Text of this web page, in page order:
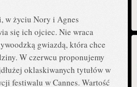
w życiu Nory i Agnes
się ich ojciec. Nie wraca
gwiazdą, która chce
W czerwcu proponujemy
oklaskiwanych tytułów w
festiwalu w Cannes. Wartość